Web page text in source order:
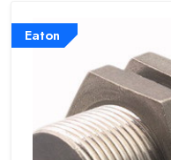
Eaton